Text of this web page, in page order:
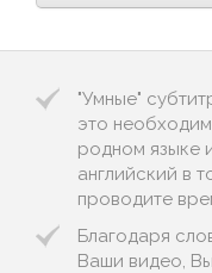
"Умные"
это
родном языке
английский в
проводите
Благодаря
Ваши видео,